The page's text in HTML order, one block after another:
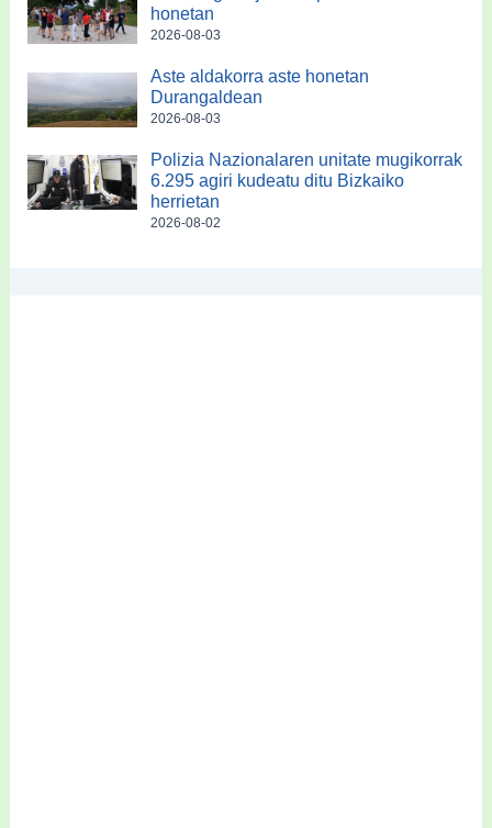
honetan
2026-08-03
Aste aldakorra aste honetan
Durangaldean
2026-08-03
Polizia Nazionalaren unitate mugikorrak
6.295 agiri kudeatu ditu Bizkaiko
herrietan
2026-08-02